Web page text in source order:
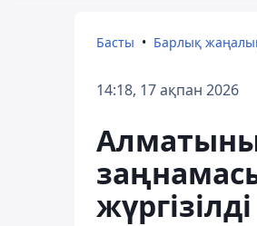
Басты Барлық
14:18, 17 ақпан 2026
жүргізілді